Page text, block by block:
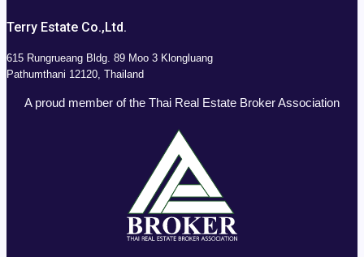
Terry Estate Co.,Ltd.
615 Rungrueang Bldg. 89 Moo 3 Klongluang
Pathumthani 12120, Thailand
A proud member of the Thai Real Estate Broker Association